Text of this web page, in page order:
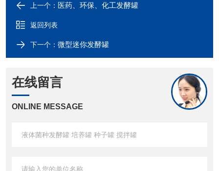
上一个： 医药、环保、化工发酵罐
返回列表
下一个： 微型迷你发酵罐
在线留言
ONLINE MESSAGE